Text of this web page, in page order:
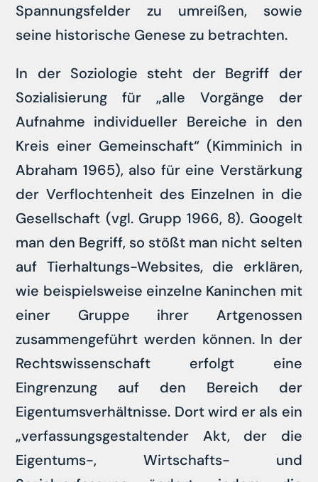
Spannungsfelder zu umreißen, sowie
seine historische Genese zu betrachten.
In der Soziologie steht der Begriff der
Sozialisierung für „alle Vorgänge der
Aufnahme individueller Bereiche in den
Kreis einer Gemeinschaft“ (Kimminich in
Abraham 1965), also für eine Verstärkung
der Verflochtenheit des Einzelnen in die
Gesellschaft (vgl. Grupp 1966, 8). Googelt
man den Begriff, so stößt man nicht selten
auf Tierhaltungs-Websites, die erklären,
wie beispielsweise einzelne Kaninchen mit
einer Gruppe ihrer Artgenossen
zusammengeführt werden können. In der
Rechtswissenschaft erfolgt eine
Eingrenzung auf den Bereich der
Eigentumsverhältnisse. Dort wird er als ein
„verfassungsgestaltender Akt, der die
Eigentums-, Wirtschafts- und